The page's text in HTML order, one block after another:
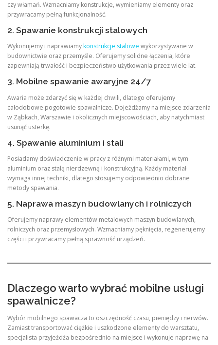
czy włamań. Wzmacniamy konstrukcje, wymieniamy elementy oraz
przywracamy pełną funkcjonalność.
2. Spawanie konstrukcji stalowych
Wykonujemy i naprawiamykonstrukcje stalowe wykorzystywane w
budownictwie oraz przemyśle. Oferujemy solidne łączenia, które
zapewniają trwałość i bezpieczeństwo użytkowania przez wiele lat.
3. Mobilne spawanie awaryjne 24/7
Awaria może zdarzyć się w każdej chwili, dlatego oferujemy
całodobowe pogotowie spawalnicze. Dojeżdżamy na miejsce zdarzenia
w Ząbkach, Warszawie i okolicznych miejscowościach, aby natychmiast
usunąć usterkę.
4. Spawanie aluminium i stali
Posiadamy doświadczenie w pracy z różnymi materiałami, w tym
aluminium oraz stalą nierdzewną i konstrukcyjną. Każdy materiał
wymaga innej techniki, dlatego stosujemy odpowiednio dobrane
metody spawania.
5. Naprawa maszyn budowlanych i rolniczych
Oferujemy naprawy elementów metalowych maszyn budowlanych,
rolniczych oraz przemysłowych. Wzmacniamy pęknięcia, regenerujemy
części i przywracamy pełną sprawność urządzeń.
Dlaczego warto wybrać mobilne usługi
spawalnicze?
Wybór mobilnego spawacza to oszczędność czasu, pieniędzy i nerwów.
Zamiast transportować ciężkie i uszkodzone elementy do warsztatu,
specjalista przyjeżdża bezpośrednio na miejsce i wykonuje naprawę na